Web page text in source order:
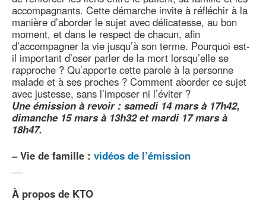
accompagnants. Cette démarche invite à réfléchir à la
manière d’aborder le sujet avec délicatesse, au bon
moment, et dans le respect de chacun, afin
d’accompagner la vie jusqu’à son terme. Pourquoi est-
il important d’oser parler de la mort lorsqu’elle se
rapproche ? Qu’apporte cette parole à la personne
malade et à ses proches ? Comment aborder ce sujet
avec justesse, sans l’imposer ni l’éviter ?
Une émission à revoir : samedi 14 mars à 17h42,
dimanche 15 mars à 13h32 et mardi 17 mars à
18h47.
– Vie de famille : vidéos de l’émission
À propos de KTO